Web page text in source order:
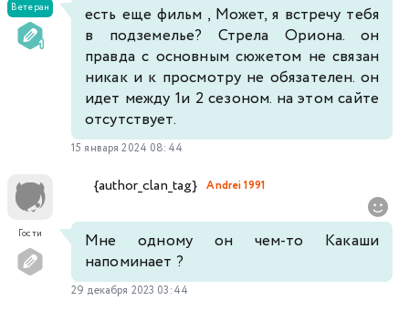
Ветеран
есть еще фильм , Может, я встречу тебя
в подземелье? Стрела Ориона. он
правда с основным сюжетом не связан
никак и к просмотру не обязателен. он
идет между 1и 2 сезоном. на этом сайте
отсутствует.
15 января 2024 08:44
Гости
{author_clan_tag} Andrei 1991
Мне одному он чем-то Какаши
напоминает ?
29 декабря 2023 03:44